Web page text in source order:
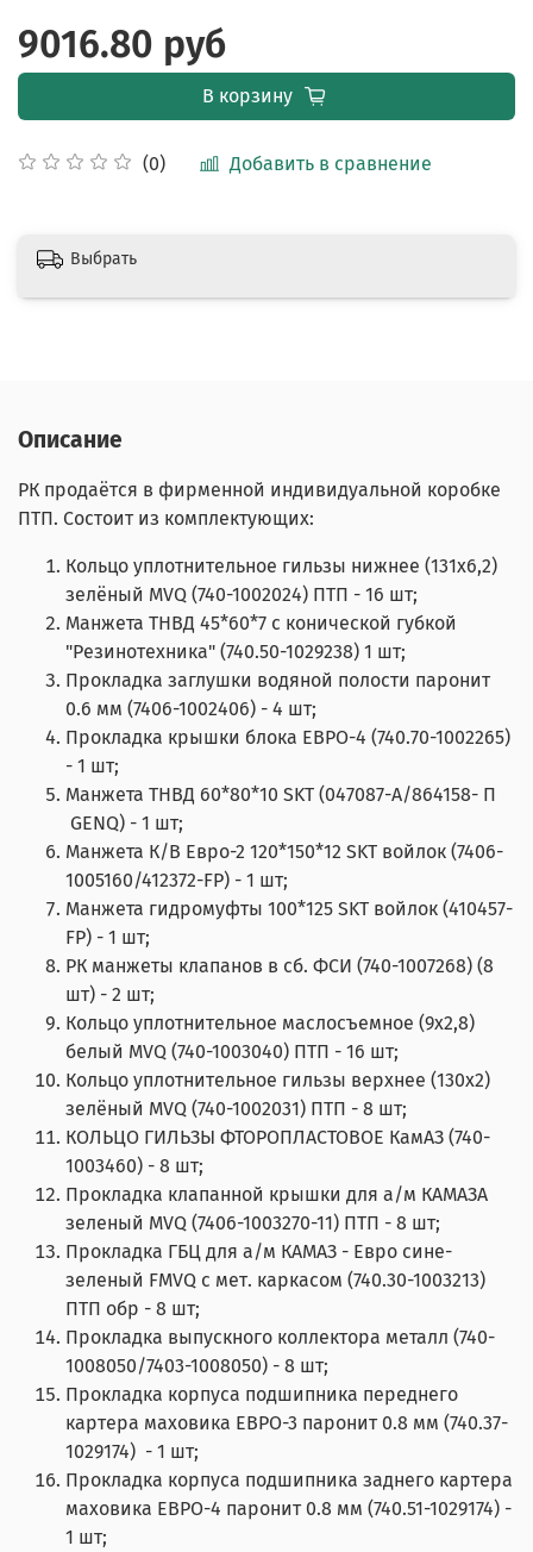
(0) Добавить в сравнение
9016.80 руб
В корзину
Выбрать
Описание
РК продаётся в фирменной индивидуальной коробке
ПТП. Состоит из комплектующих:
Кольцо уплотнительное гильзы нижнее (131х6,2)
зелёный MVQ (740-1002024) ПТП - 16 шт;
Манжета ТНВД 45*60*7 с конической губкой
"Резинотехника" (740.50-1029238) 1 шт;
Прокладка заглушки водяной полости паронит
0.6 мм (7406-1002406) - 4 шт;
Прокладка крышки блока ЕВРО-4 (740.70-1002265)
- 1 шт;
Манжета ТНВД 60*80*10 SKT (047087-А/864158- П
GENQ) - 1 шт;
Манжета К/В Евро-2 120*150*12 SKT войлок (7406-
1005160/412372-FP) - 1 шт;
Манжета гидромуфты 100*125 SKT войлок (410457-
FP) - 1 шт;
РК манжеты клапанов в сб. ФСИ (740-1007268) (8
шт) - 2 шт;
Кольцо уплотнительное маслосъемное (9х2,8)
белый MVQ (740-1003040) ПТП - 16 шт;
Кольцо уплотнительное гильзы верхнее (130х2)
зелёный MVQ (740-1002031) ПТП - 8 шт;
КОЛЬЦО ГИЛЬЗЫ ФТОРОПЛАСТОВОЕ КамАЗ (740-
1003460) - 8 шт;
Прокладка клапанной крышки для а/м КАМАЗА
зеленый MVQ (7406-1003270-11) ПТП - 8 шт;
Прокладка ГБЦ для а/м КАМАЗ - Евро сине-
зеленый FMVQ с мет. каркасом (740.30-1003213)
ПТП обр - 8 шт;
Прокладка выпускного коллектора металл (740-
1008050/7403-1008050) - 8 шт;
Прокладка корпуса подшипника переднего
картера маховика ЕВРО-3 паронит 0.8 мм (740.37-
1029174) - 1 шт;
Прокладка корпуса подшипника заднего картера
маховика ЕВРО-4 паронит 0.8 мм (740.51-1029174) -
1 шт;